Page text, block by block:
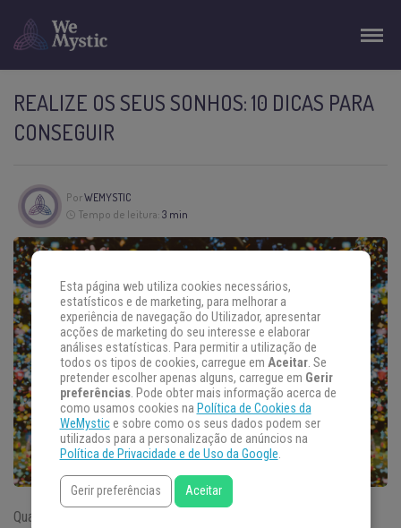
REALIZE OS SEUS SONHOS: 10 DICAS PARA
CONSEGUIR
PorWEMYSTIC
Tempo de leitura: 3 min
Quando estamos em modo inércia, tudo fica mais difícil. Nos
Esta página web utiliza cookies necessários,
estatísticos e de marketing, para melhorar a
experiência de navegação do Utilizador, apresentar
acções de marketing do seu interesse e elaborar
análises estatísticas. Para permitir a utilização de
todos os tipos de cookies, carregue em Aceitar. Se
pretender escolher apenas alguns, carregue em Gerir
preferências. Pode obter mais informação acerca de
como usamos cookies na Política de Cookies da
WeMystice sobre como os seus dados podem ser
utilizados para a personalização de anúncios na
Política de Privacidade e de Uso da Google.
Gerir preferências Aceitar